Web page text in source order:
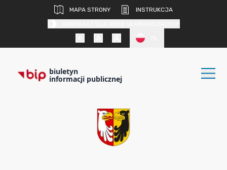
MAPA STRONY
INSTRUKCJA
biuletyn
informacji publicznej